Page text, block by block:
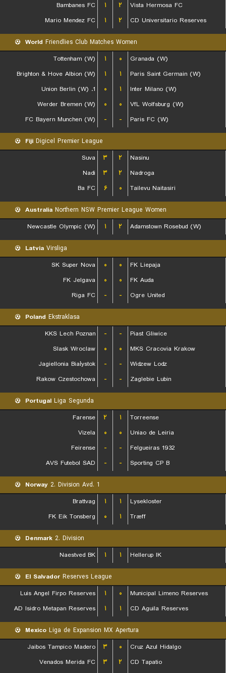
Bambanes FC
۱ ۲
Vista Hermosa FC
Mario Mendez FC
۱ ۲ CD Universitario Reserves
World Friendlies Club Matches Women
Tottenham (W)
۱ ۰
Granada (W)
Brighton & Hove Albion (W)
۱ ۱
Paris Saint Germain (W)
1. Union Berlin (W)
۰ ۱
Inter Milano (W)
Werder Bremen (W)
۰ ۰
VfL Wolfsburg (W)
FC Bayern Munchen (W)
- - Paris FC (W)
Fiji Digicel Premier League
Suva
۳ ۲
Nasinu
Nadi
۳ ۲
Nadroga
Ba FC
۶ ۰ Tailevu Naitasiri
Australia Northern NSW Premier League Women
Newcastle Olympic (W)
۱ ۲ Adamstown Rosebud (W)
Latvia Virsliga
SK Super Nova
۰ ۰
FK Liepaja
FK Jelgava
۰ ۰
FK Auda
Riga FC
- - Ogre United
Poland Ekstraklasa
KKS Lech Poznan
- -
Piast Gliwice
Slask Wroclaw
۰ ۰
MKS Cracovia Krakow
Jagiellonia Białystok
- -
Widzew Lodz
Rakow Czestochowa
- - Zaglebie Lubin
Portugal Liga Segunda
Farense
۲ ۱
Torreense
Vizela
۰ ۰
Uniao de Leiria
Feirense
- -
Felgueiras 1932
AVS Futebol SAD
- - Sporting CP B
Norway 2. Division Avd. 1
Brattvag
۱ ۱
Lysekloster
FK Eik Tonsberg
۰ ۱ Træff
Denmark 2. Division
Naestved BK
۱ ۱ Hellerup IK
El Salvador Reserves League
Luis Angel Firpo Reserves
۱ ۰
Municipal Limeno Reserves
AD Isidro Metapan Reserves
۱ ۱ CD Aguila Reserves
Mexico Liga de Expansion MX Apertura
Jaibos Tampico Madero
۳ ۰
Cruz Azul Hidalgo
Venados Merida FC
۳ ۲
CD Tapatio